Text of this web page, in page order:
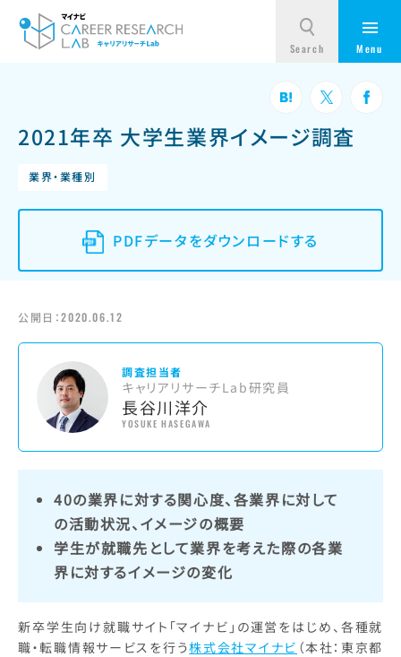
2021年卒 大学生業界イメージ調査
業界・業種別
PDFデータをダウンロードする
公開日：2020.06.12
調査担当者
キャリアリサーチLab研究員
長谷川洋介
YOSUKE HASEGAWA
40の業界に対する関心度、各業界に対して
の活動状況、イメージの概要
学生が就職先として業界を考えた際の各業
界に対するイメージの変化
新卒学生向け就職サイト「マイナビ」の運営をはじめ、各種就
職・転職情報サービスを行う株式会社マイナビ （本社：東京都